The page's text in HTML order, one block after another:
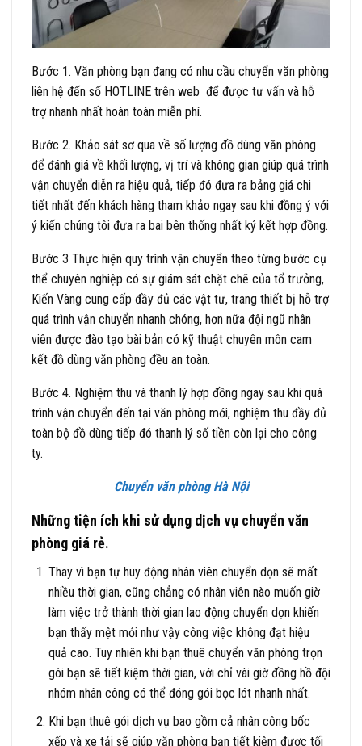
Bước 1. Văn phòng bạn đang có nhu cầu chuyển văn phòng
liên hệ đến số HOTLINE trên web để được tư vấn và hỗ
trợ nhanh nhất hoàn toàn miễn phí.
Bước 2. Khảo sát sơ qua về số lượng đồ dùng văn phòng
để đánh giá về khối lượng, vị trí và không gian giúp quá trình
vận chuyển diễn ra hiệu quả, tiếp đó đưa ra bảng giá chi
tiết nhất đến khách hàng tham khảo ngay sau khi đồng ý với
ý kiến chúng tôi đưa ra bai bên thống nhất ký kết hợp đồng.
Bước 3 Thực hiện quy trình vận chuyển theo từng bước cụ
thể chuyên nghiệp có sự giám sát chặt chẽ của tổ trưởng,
Kiến Vàng cung cấp đầy đủ các vật tư, trang thiết bị hỗ trợ
quá trình vận chuyển nhanh chóng, hơn nữa đội ngũ nhân
viên được đào tạo bài bản có kỹ thuật chuyên môn cam
kết đồ dùng văn phòng đều an toàn.
Bước 4. Nghiệm thu và thanh lý hợp đồng ngay sau khi quá
trình vận chuyển đến tại văn phòng mới, nghiệm thu đầy đủ
toàn bộ đồ dùng tiếp đó thanh lý số tiền còn lại cho công
ty.
Chuyển văn phòng Hà Nội
Những tiện ích khi sử dụng dịch vụ chuyển văn
phòng giá rẻ.
Thay vì bạn tự huy động nhân viên chuyển dọn sẽ mất
nhiều thời gian, cũng chẳng có nhân viên nào muốn giờ
làm việc trở thành thời gian lao động chuyển dọn khiến
bạn thấy mệt mỏi như vậy công việc không đạt hiệu
quả cao. Tuy nhiên khi bạn thuê chuyển văn phòng trọn
gói bạn sẽ tiết kiệm thời gian, với chỉ vài giờ đồng hồ đội
nhóm nhân công có thể đóng gói bọc lót nhanh nhất.
Khi bạn thuê gói dịch vụ bao gồm cả nhân công bốc
xếp và xe tải sẽ giúp văn phòng bạn tiết kiệm được tối